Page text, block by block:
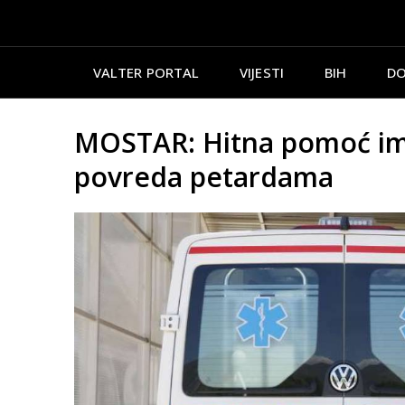
VALTER PORTAL VIJESTI BIH
MOSTAR: Hitna pomoć
povreda petardama